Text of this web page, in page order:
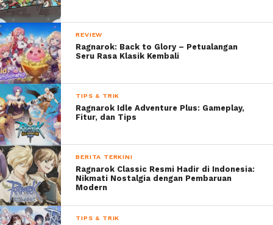
REVIEW
Ragnarok: Back to Glory – Petualangan
Seru Rasa Klasik Kembali
TIPS & TRIK
Ragnarok Idle Adventure Plus: Gameplay,
Fitur, dan Tips
BERITA TERKINI
Ragnarok Classic Resmi Hadir di Indonesia:
Nikmati Nostalgia dengan Pembaruan
Modern
TIPS & TRIK